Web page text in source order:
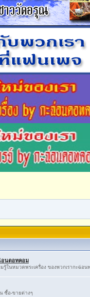
อนดอทคอม
รู้ในหมวดพระเครื่อง ของพวกเรากะฉ่อ
ซื้อ-ขายต่างๆ